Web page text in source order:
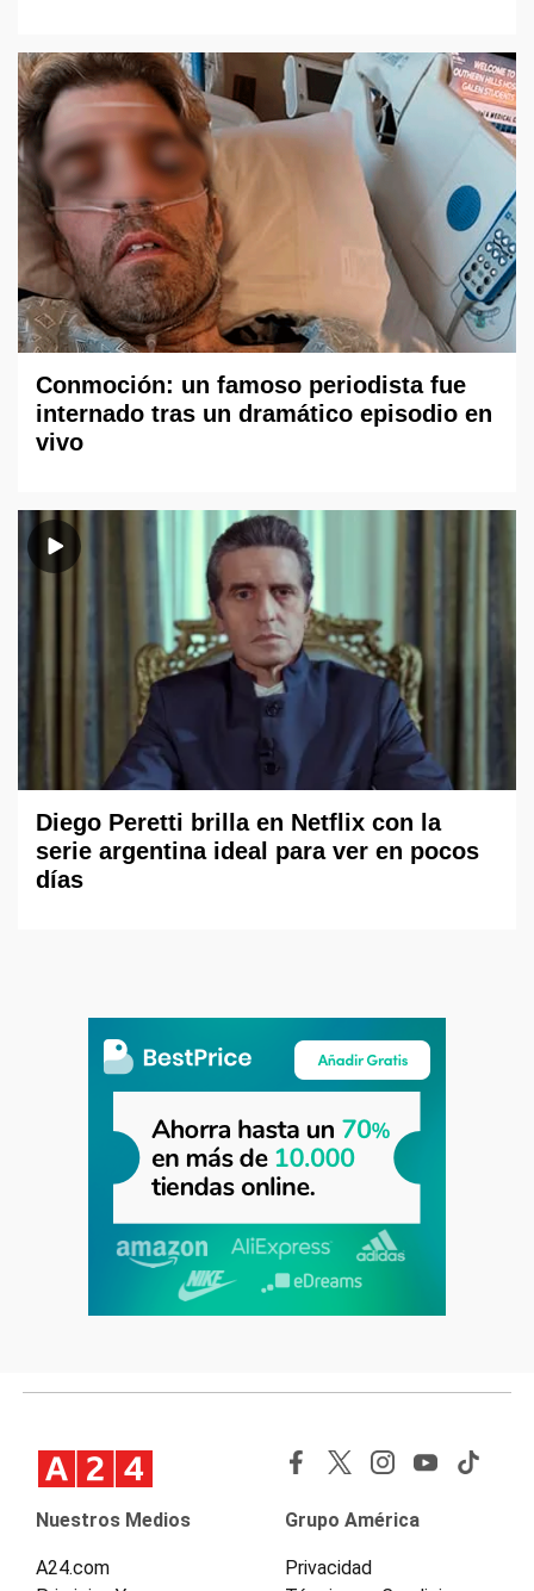
Conmoción: un famoso periodista fue
internado tras un dramático episodio en
vivo
Diego Peretti brilla en Netflix con la
serie argentina ideal para ver en pocos
días
Nuestros Medios
A24.com
Grupo América
Privacidad